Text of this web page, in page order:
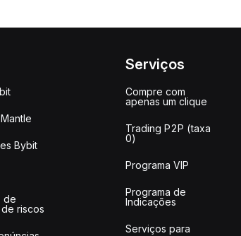
Bybit
de
riscos
Serviços
Compre com
apenas um clique
Trading P2P (taxa
0)
Programa VIP
Programa de
Indicações
Serviços para